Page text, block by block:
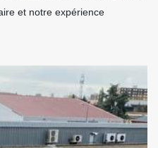
et notre expérience